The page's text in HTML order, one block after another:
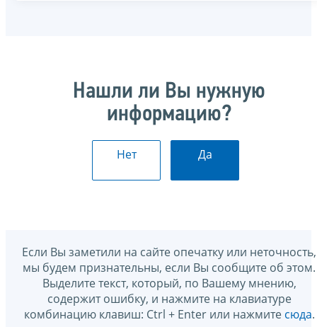
Нашли ли Вы нужную
информацию?
Нет Да
Если Вы заметили на сайте опечатку или неточность,
мы будем признательны, если Вы сообщите об этом.
Выделите текст, который, по Вашему мнению,
содержит ошибку, и нажмите на клавиатуре
комбинацию клавиш: Ctrl + Enter или нажмите сюда.